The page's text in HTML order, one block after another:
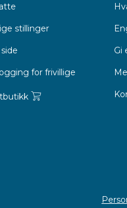
stillinger
for frivillige
Gi